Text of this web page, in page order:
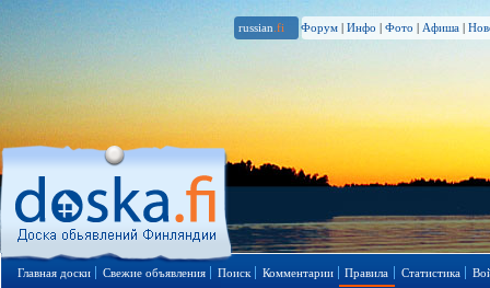
russian .fi Форум | Инфо | Фото | Афиша |
Главная доски Свежие объявления Поиск Комментарии Правила Статистика